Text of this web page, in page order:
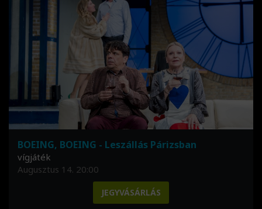
BOEING, BOEING - Leszállás Párizsban
vígjáték
Augusztus 14. 20:00
JEGYVÁSÁRLÁS